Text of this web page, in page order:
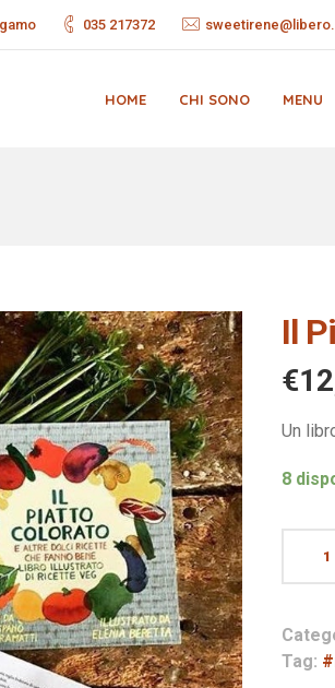
035 217372
HOME CHI SONO MENU
Il
€
Un
8
Piatto
Tag: